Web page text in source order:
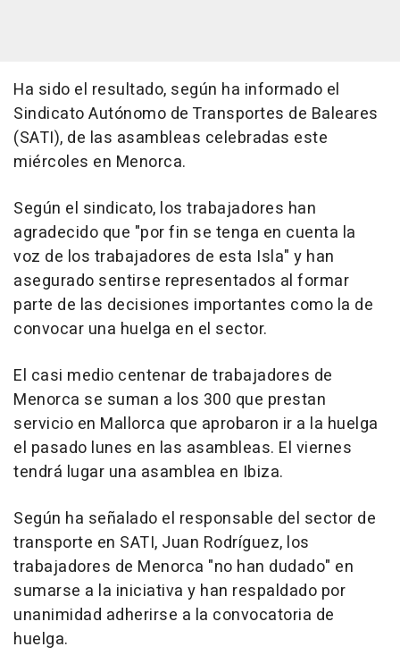
Ha sido el resultado, según ha informado el
Sindicato Autónomo de Transportes de Baleares
(SATI), de las asambleas celebradas este
miércoles en Menorca.
Según el sindicato, los trabajadores han
agradecido que "por fin se tenga en cuenta la
voz de los trabajadores de esta Isla" y han
asegurado sentirse representados al formar
parte de las decisiones importantes como la de
convocar una huelga en el sector.
El casi medio centenar de trabajadores de
Menorca se suman a los 300 que prestan
servicio en Mallorca que aprobaron ir a la huelga
el pasado lunes en las asambleas. El viernes
tendrá lugar una asamblea en Ibiza.
Según ha señalado el responsable del sector de
transporte en SATI, Juan Rodríguez, los
trabajadores de Menorca "no han dudado" en
sumarse a la iniciativa y han respaldado por
unanimidad adherirse a la convocatoria de
huelga.